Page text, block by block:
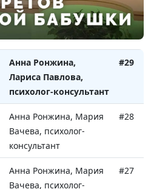
Анна Ронжина, Лариса
Павлова, психолог-
консультант
#30
Анна Ронжина,
Лариса Павлова,
психолог-консультант
#29
Анна Ронжина, Мария
Вачева, психолог-
консультант
#28
Анна Ронжина, Мария
Вачева, психолог-
#27